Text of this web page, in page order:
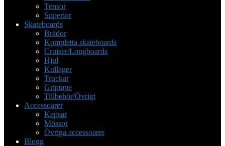
Tensor
Superior
Skateboards
Brädor
Kompletta skateboards
Cruiser/Longboards
Hjul
Kullager
Truckar
Griptape
Tillbehör/Övrigt
Accessoarer
Kepsar
Mössor
Övriga accessoarer
Blogg